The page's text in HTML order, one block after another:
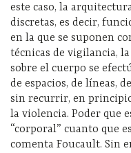
este caso, la
discretas, es decir,
en la que se suponen
técnicas de vigilancia,
sobre el cuerpo se
de espacios, de líneas,
sin recurrir, en principio
la violencia. Poder que
“corporal” cuanto que
comenta Foucault. Sin